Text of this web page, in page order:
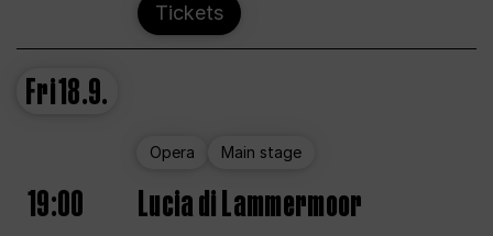
Tickets
Fri18.9.
Opera Main stage
19:00 Lucia di Lammermoor